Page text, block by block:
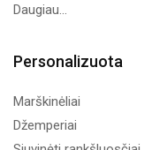
Daugiau...
Personalizuota
Marškinėliai
Džemperiai